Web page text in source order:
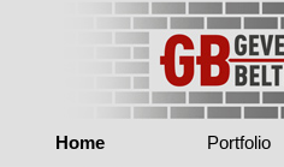
Home Portfolio